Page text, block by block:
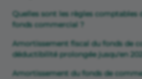
Quelles sont les règles comptables
fonds commercial ?
Amortissement fiscal du fonds de
déductibilité prolongée jusqu'en
Amortissement du fonds de